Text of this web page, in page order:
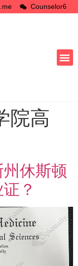
Counselor6
院高
休斯顿
？